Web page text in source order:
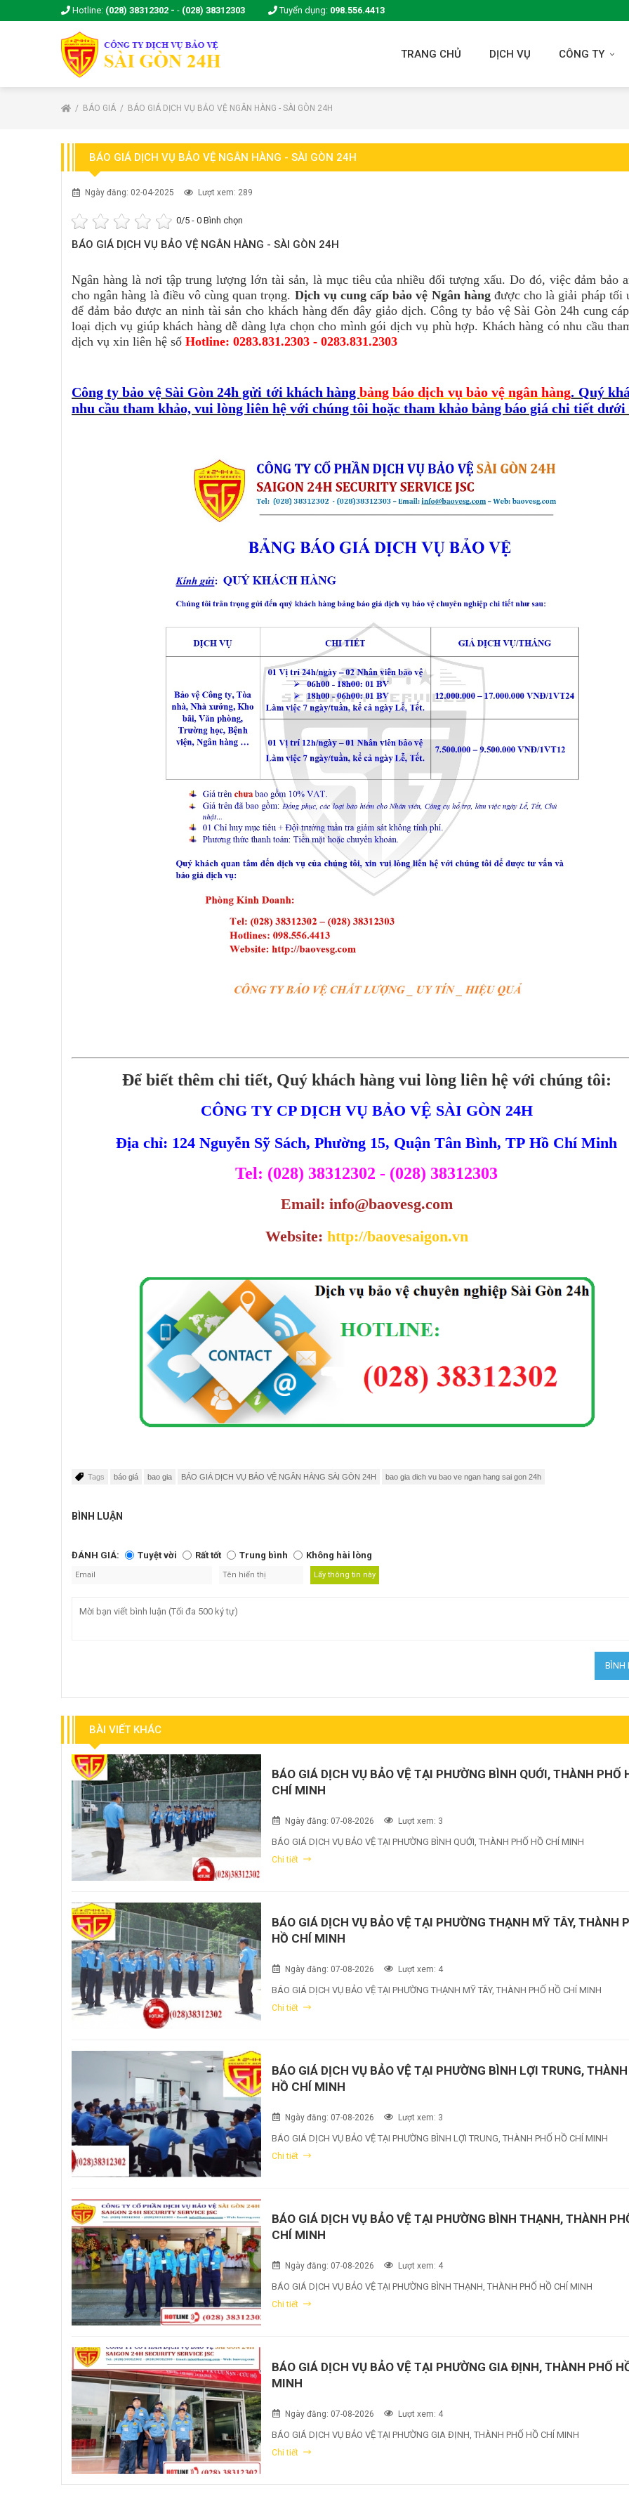
Hotline: (028) 38312302 - - (028) 38312303 Tuyển dụng: 098.556.4413
TRANG CHỦ DỊCH VỤ CÔNG TY
BÁO GIÁ BÁO GIÁ DỊCH VỤ BẢO VỆ NGÂN HÀNG - SÀI GÒN 24H
BÁO GIÁ DỊCH VỤ BẢO VỆ NGÂN HÀNG - SÀI GÒN 24H
Ngày đăng: 02-04-2025 Lượt xem: 289
0/5 - 0 Bình chọn
BÁO GIÁ DỊCH VỤ BẢO VỆ NGÂN HÀNG - SÀI GÒN 24H
Ngân hàng là nơi tập trung lượng lớn tài sản, là mục tiêu của nhiều đối tượng xấu. Do đó, việc đảm bảo
cho ngân hàng là điều vô cùng quan trọng. Dịch vụ cung cấp bảo vệ Ngân hàngđược cho là giải pháp tối
để đảm bảo được an ninh tài sản cho khách hàng đến đây giảo dịch. Công ty bảo vệ Sài Gòn 24h cung
loại dịch vụ giúp khách hàng dễ dàng lựa chọn cho mình gói dịch vụ phù hợp. Khách hàng có nhu cầu
dịch vụ xin liên hệ số Hotline: 0283.831.2303 - 0283.831.2303
Công ty bảo vệ Sài Gòn 24h gửi tới khách hàngbảng báo dịch vụ bảo vệ ngân hàng. Quý
nhu cầu tham khảo, vui lòng liên hệ với chúng tôi hoặc tham khảo bảng báo giá chi tiết dưới
Để biết thêm chi tiết, Quý khách hàng vui lòng liên hệ với chúng tôi:
CÔNG TY CP DỊCH VỤ BẢO VỆ SÀI GÒN 24H
Địa chỉ: 124 Nguyễn Sỹ Sách, Phường 15, Quận Tân Bình, TP Hồ Chí Minh
Tel: (028) 38312302 - (028) 38312303
Email: info@baovesg.com
Website: http://baovesaigon.vn
Tags báo giá bao gia BÁO GIÁ DỊCH VỤ BẢO VỆ NGÂN HÀNG SÀI GÒN 24H bao gia dich vu bao ve ngan hang sai gon 24h
BÌNH LUẬN
ĐÁNH GIÁ: Tuyệt vời Rất tốt Trung bình Không hài lòng
BÀI VIẾT KHÁC
BÁO GIÁ DỊCH VỤ BẢO VỆ TẠI PHƯỜNG BÌNH QUỚI, THÀNH PHỐ
CHÍ MINH
Ngày đăng: 07-08-2026 Lượt xem: 3
BÁO GIÁ DỊCH VỤ BẢO VỆ TẠI PHƯỜNG BÌNH QUỚI, THÀNH PHỐ HỒ CHÍ MINH
Chi tiết
BÁO GIÁ DỊCH VỤ BẢO VỆ TẠI PHƯỜNG THẠNH MỸ TÂY, THÀNH
HỒ CHÍ MINH
Ngày đăng: 07-08-2026 Lượt xem: 4
BÁO GIÁ DỊCH VỤ BẢO VỆ TẠI PHƯỜNG THẠNH MỸ TÂY, THÀNH PHỐ HỒ CHÍ MINH
Chi tiết
BÁO GIÁ DỊCH VỤ BẢO VỆ TẠI PHƯỜNG BÌNH LỢI TRUNG,
HỒ CHÍ MINH
Ngày đăng: 07-08-2026 Lượt xem: 3
BÁO GIÁ DỊCH VỤ BẢO VỆ TẠI PHƯỜNG BÌNH LỢI TRUNG, THÀNH PHỐ HỒ CHÍ MINH
Chi tiết
BÁO GIÁ DỊCH VỤ BẢO VỆ TẠI PHƯỜNG BÌNH THẠNH, THÀNH
CHÍ MINH
Ngày đăng: 07-08-2026 Lượt xem: 4
BÁO GIÁ DỊCH VỤ BẢO VỆ TẠI PHƯỜNG BÌNH THẠNH, THÀNH PHỐ HỒ CHÍ MINH
Chi tiết
BÁO GIÁ DỊCH VỤ BẢO VỆ TẠI PHƯỜNG GIA ĐỊNH, THÀNH PHỐ
MINH
Ngày đăng: 07-08-2026 Lượt xem: 4
BÁO GIÁ DỊCH VỤ BẢO VỆ TẠI PHƯỜNG GIA ĐỊNH, THÀNH PHỐ HỒ CHÍ MINH
Chi tiết